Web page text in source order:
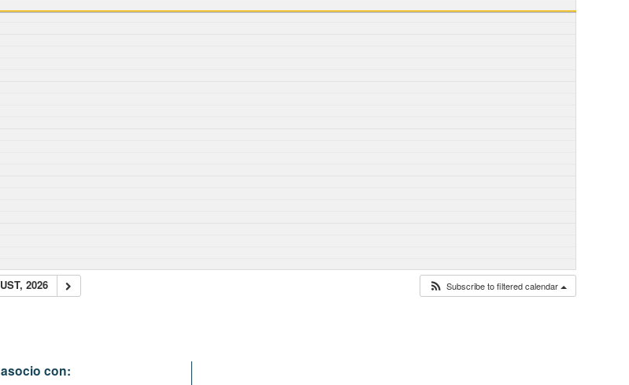
2026 Subscribe to filtered calendar
con: